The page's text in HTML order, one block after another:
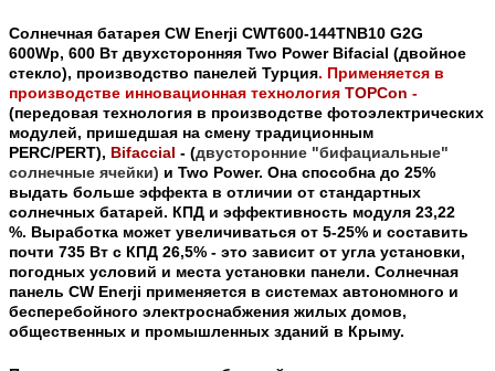
Солнечная батарея CW Enerji CWT600-144TNB10 G2G
600Wp, 600 Вт двухсторонняя Two Power Bifacial (двойное
стекло), производство панелей Турция. Применяется в
производстве инновационная технология TOPCon -
(передовая технология в производстве фотоэлектрических
модулей, пришедшая на смену традиционным
PERC/PERT), Bifaccial - (двусторонние "бифациальные"
солнечные ячейки) и Two Power. Она способна до 25%
выдать больше эффекта в отличии от стандартных
солнечных батарей. КПД и эффективность модуля 23,22
%. Выработка может увеличиваться от 5-25% и составить
почти 735 Вт c КПД 26,5% - это зависит от угла установки,
погодных условий и места установки панели. Солнечная
панель CW Enerji применяется в системах автономного и
бесперебойного электроснабжения жилых домов,
общественных и промышленных зданий в Крыму.